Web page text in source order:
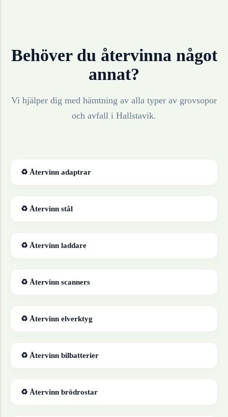
Behöver du återvinna något
annat?
Vi hjälper dig med hämtning av alla typer av grovsopor
och avfall i Hallstavik.
♻ Återvinn adaptrar
♻ Återvinn stål
♻ Återvinn laddare
♻ Återvinn scanners
♻ Återvinn elverktyg
♻ Återvinn bilbatterier
♻ Återvinn brödrostar